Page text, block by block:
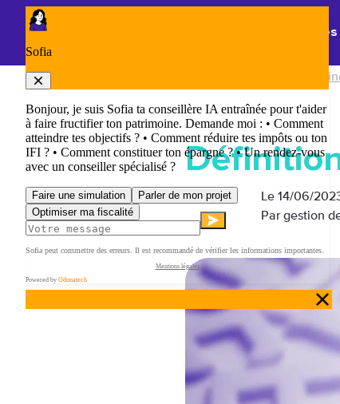
Panneau de gestion des cookies
Thématiques
Le lexique de la gestion de
Le 14/06/
Par gestion